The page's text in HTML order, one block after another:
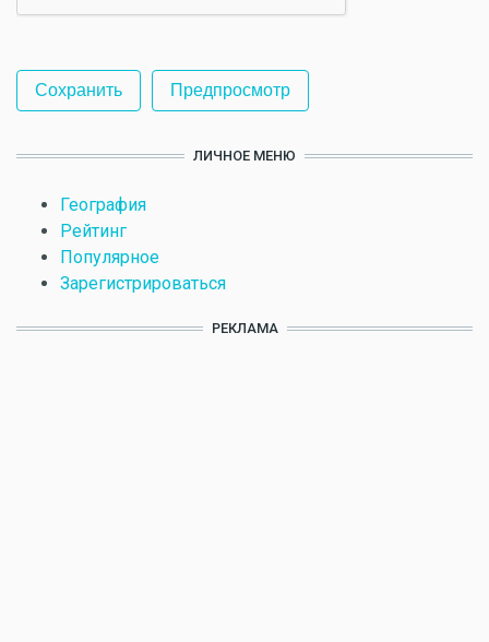
ЛИЧНОЕ МЕНЮ
География
Рейтинг
Популярное
Зарегистрироваться
РЕКЛАМА